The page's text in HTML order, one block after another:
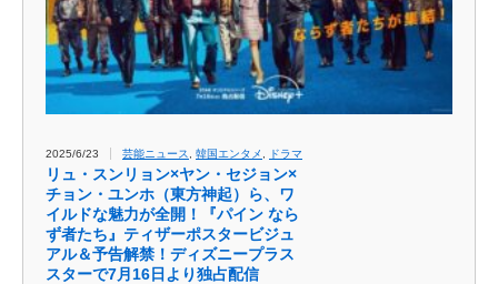
2025/6/23 芸能ニュース 韓国エンタメ ドラマ
リュ・スンリョン×ヤン・セジョン×
チョン・ユンホ（東方神起）ら、ワ
イルドな魅力が全開！『パイン なら
ず者たち』ティザーポスタービジュ
アル＆予告解禁！ディズニープラス
スターで7月16日より独占配信